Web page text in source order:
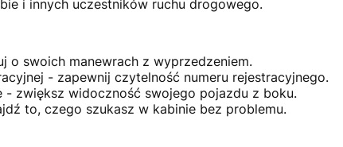
i innych uczestników ruchu drogowego.
o swoich manewrach z wyprzedzeniem.
- zapewnij czytelność numeru rejestracyjnego.
- zwiększ widoczność swojego pojazdu z boku.
to, czego szukasz w kabinie bez problemu.